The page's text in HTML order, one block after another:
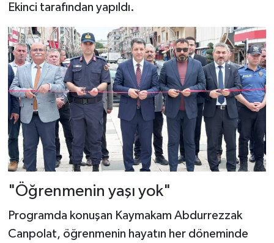
Ekinci tarafından yapıldı.
"Öğrenmenin yaşı yok"
Programda konuşan Kaymakam Abdurrezzak
Canpolat, öğrenmenin hayatın her döneminde